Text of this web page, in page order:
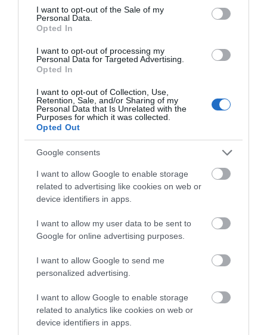
consent section.
I want to opt-out of the Sale of my
Personal Data.
Opted In
I want to opt-out of processing my
Personal Data for Targeted Advertising.
Opted In
I want to opt-out of Collection, Use,
Retention, Sale, and/or Sharing of my
Personal Data that Is Unrelated with the
Purposes for which it was collected.
Opted Out
Google consents
I want to allow Google to enable storage
related to advertising like cookies on web or
device identifiers in apps.
I want to allow my user data to be sent to
Google for online advertising purposes.
I want to allow Google to send me
personalized advertising.
I want to allow Google to enable storage
related to analytics like cookies on web or
device identifiers in apps.
Nulla csillagos
eredmény az Euro
NCAP tesztjén
Az Euro NCAP nyilvánosságra hozta az
idei utolsó törésteszt eredményeket. A
11 tesztelt új modell közül hét érte el a
legmagasabb, ötcsillagos minősítést,
köztük a BMW iX, a Genesis G70 és
Qashqai, a Škoda Fabia és a
Volkswagen Caddy. Az elektromos FIAT
500e és az…
1